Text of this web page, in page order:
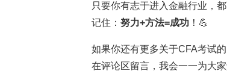
只要你有志于进入金融行业，
记住：努力+方法=成功 ！💪
如果你还有更多关于CFA考试
在评论区留言，我会一一为大